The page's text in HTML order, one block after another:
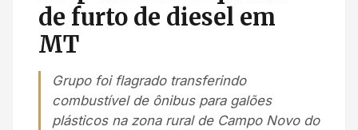
de furto de diesel em
MT
Grupo foi flagrado transferindo
combustível de ônibus para galões
plásticos na zona rural de Campo Novo do